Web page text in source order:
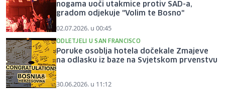
nogama uoči utakmice protiv SAD-a,
gradom odjekuje "Volim te Bosno"
02.07.2026. u 00:45
ODLETJELI U SAN FRANCISCO
Poruke osoblja hotela dočekale Zmajeve
na odlasku iz baze na Svjetskom prvenstvu
30.06.2026. u 11:12